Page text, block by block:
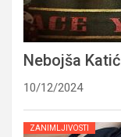
Nebojša
10/12/2024
ZANIMLJIVOSTI